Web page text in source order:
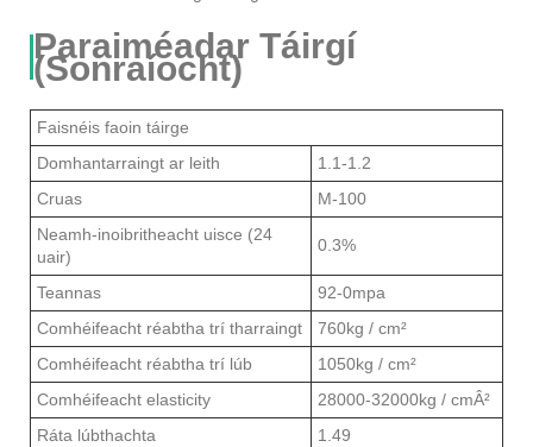
Paraiméadar Táirgí
(Sonraíocht)
Faisnéis faoin táirge
Domhantarraingt ar leith
1.1-1.2
Cruas
M-100
Neamh-inoibritheacht uisce (24
uair)
0.3%
Teannas
92-0mpa
Comhéifeacht réabtha trí tharraingt
760kg / cm²
Comhéifeacht réabtha trí lúb
1050kg / cm²
Comhéifeacht elasticity
28000-32000kg / cmÂ²
Ráta lúbthachta
1.49